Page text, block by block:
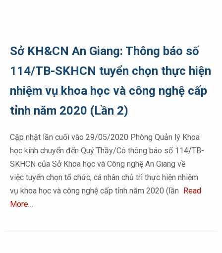
Sở KH&CN An Giang: Thông báo số
114/TB-SKHCN tuyển chọn thực hiện
nhiệm vụ khoa học và công nghệ cấp
tỉnh năm 2020 (Lần 2)
Cập nhật lần cuối vào 29/05/2020 Phòng Quản lý Khoa
học kính chuyển đến Quý Thầy/Cô thông báo số 114/TB-
SKHCN của Sở Khoa học và Công nghệ An Giang về
việc tuyển chọn tổ chức, cá nhân chủ trì thực hiện nhiệm
vụ khoa học và công nghệ cấp tỉnh năm 2020 (lần Read
More…